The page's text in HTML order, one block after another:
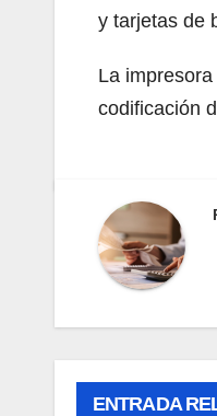
y tarjetas de
La
codificación
ENTRADA